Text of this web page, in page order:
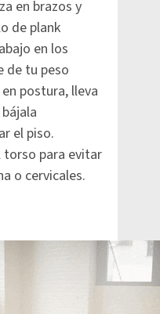
en brazos y
de plank
en los
de tu peso
postura, lleva
el piso.
torso para evitar
o cervicales.